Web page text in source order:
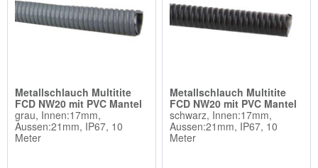
Metallschlauch Multitite
FCD NW20 mit PVC Mantel
grau, Innen:17mm,
Aussen:21mm, IP67, 10
Meter
Metallschlauch Multitite
FCD NW20 mit PVC Mantel
schwarz, Innen:17mm,
Aussen:21mm, IP67, 10
Meter